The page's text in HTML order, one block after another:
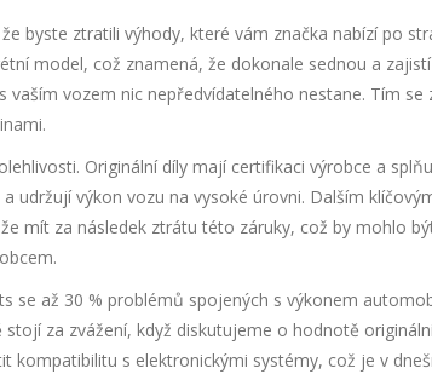
byste ztratili výhody, které vám značka nabízí po
model, což znamená, že dokonale sednou a zajistí
vozem nic nepředvídatelného nestane. Tím se
Originální díly mají certifikaci výrobce a
udržují výkon vozu na vysoké úrovni. Dalším
mít za následek ztrátu této záruky, což by mohlo
se až 30 % problémů spojených s výkonem
za zvážení, když diskutujeme o hodnotě
s elektronickými systémy, což je v